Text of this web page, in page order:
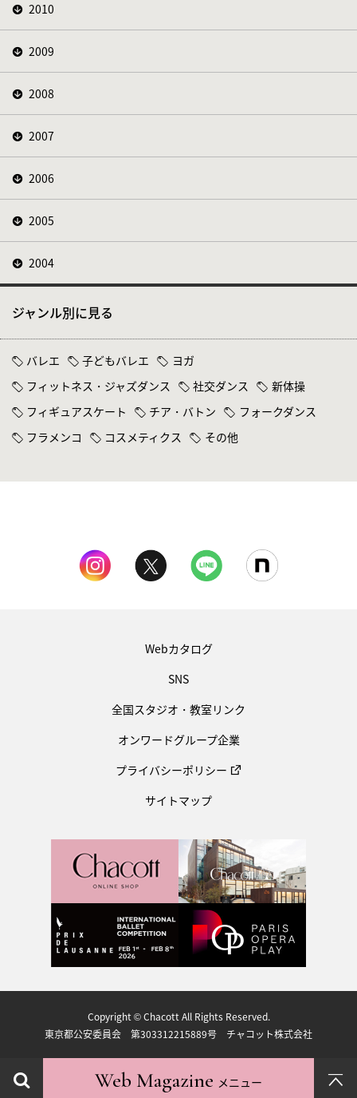
2010
2009
2008
2007
2006
2005
2004
ジャンル別に見る
バレエ 子どもバレエ
ヨガ
フィットネス・ジャズダンス
社交ダンス
新体操
フィギュアスケート
チア・バトン
フォークダンス
フラメンコ
コスメティクス その他
Webカタログ
SNS
全国スタジオ・教室リンク
オンワードグループ企業
プライバシーポリシー
サイトマップ
Copyright © Chacott All Rights Reserved.
東京都公安委員会 第303312215889号 チャコット株式会社
Web Magazine メニュー